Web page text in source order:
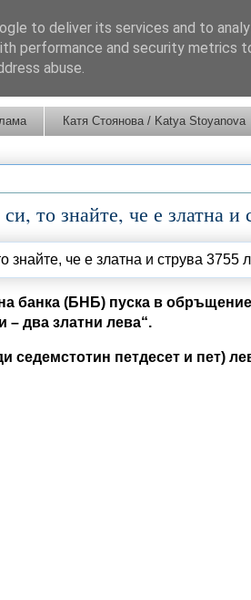
Катя Стоянова / Katya Stoyanova
то знайте, че е златна и
банка (БНБ) пуска в
– два златни лева“.
седемстотин петдесет и пет)
to deliver its services and to
performance and security metrics
abuse.